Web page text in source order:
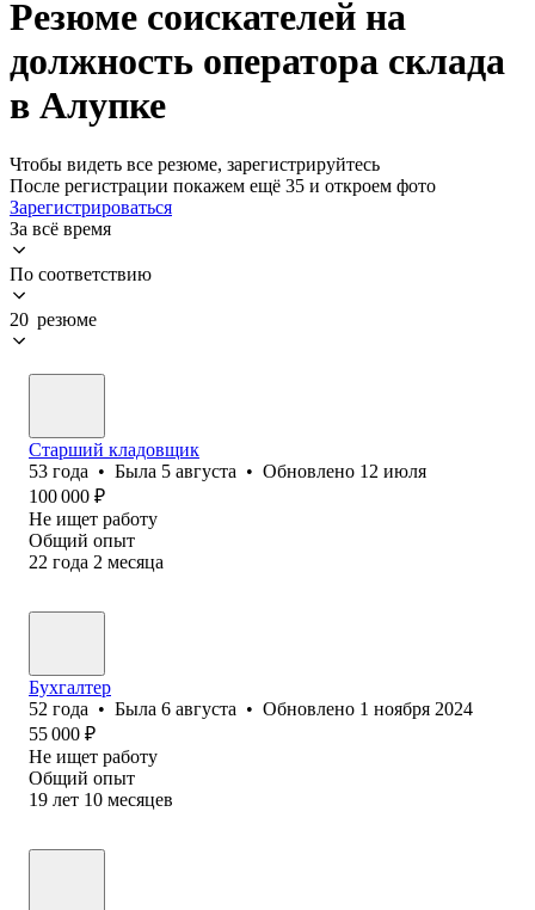
Резюме соискателей на
должность оператора склада
в Алупке
Чтобы видеть все резюме, зарегистрируйтесь
После регистрации покажем ещё 35 и откроем фото
Зарегистрироваться
За всё время
По соответствию
20 резюме
Старший кладовщик
53 года • Была 5 августа • Обновлено 12 июля
100 000 ₽
Не ищет работу
Общий опыт
22 года 2 месяца
Бухгалтер
52 года • Была 6 августа • Обновлено 1 ноября 2024
55 000 ₽
Не ищет работу
Общий опыт
19 лет 10 месяцев